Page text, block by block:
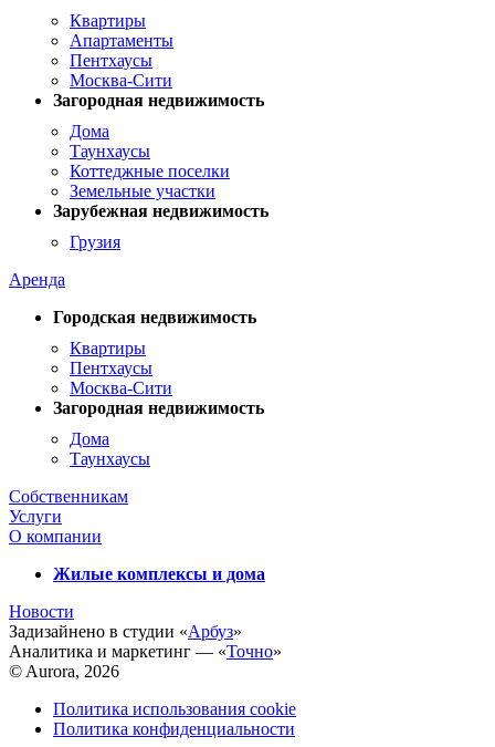
Квартиры
Апартаменты
Пентхаусы
Москва-Сити
Загородная недвижимость
Дома
Таунхаусы
Коттеджные поселки
Земельные участки
Зарубежная недвижимость
Грузия
Аренда
Городская недвижимость
Квартиры
Пентхаусы
Москва-Сити
Загородная недвижимость
Дома
Таунхаусы
Собственникам
Услуги
О компании
Жилые комплексы и дома
Новости
Задизайнено в студии «Арбуз»
Аналитика и маркетинг — «Точно»
© Aurora, 2026
Политика использования cookie
Политика конфиденциальности